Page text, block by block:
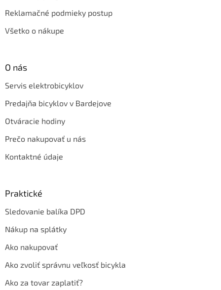
Reklamačné podmieky postup
Všetko o nákupe
O nás
Servis elektrobicyklov
Predajňa bicyklov v Bardejove
Otváracie hodiny
Prečo nakupovať u nás
Kontaktné údaje
Praktické
Sledovanie balíka DPD
Nákup na splátky
Ako nakupovať
Ako zvoliť správnu veľkosť bicykla
Ako za tovar zaplatiť?